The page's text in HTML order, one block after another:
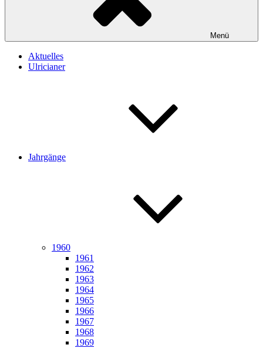
Menü
Aktuelles
Ulricianer
Jahrgänge
1960
1961
1962
1963
1964
1965
1966
1967
1968
1969